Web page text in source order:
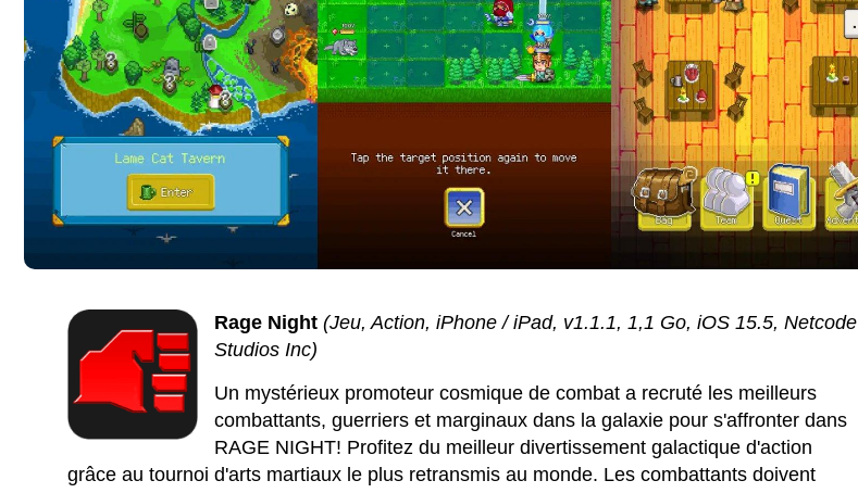
Rage Night (Jeu, Action, iPhone / iPad, v1.1.1, 1,1 Go, iOS 15.5, Netcode
Studios Inc)
Un mystérieux promoteur cosmique de combat a recruté les meilleurs
combattants, guerriers et marginaux dans la galaxie pour s'affronter dans
RAGE NIGHT! Profitez du meilleur divertissement galactique d'action
grâce au tournoi d'arts martiaux le plus retransmis au monde. Les combattants doivent